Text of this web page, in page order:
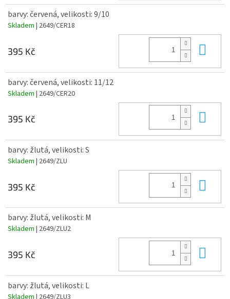
barvy: červená, velikosti: 9/10
Skladem | 2649/CER18
395 Kč
barvy: červená, velikosti: 11/12
Skladem | 2649/CER20
395 Kč
barvy: žlutá, velikosti: S
Skladem | 2649/ZLU
395 Kč
barvy: žlutá, velikosti: M
Skladem | 2649/ZLU2
395 Kč
barvy: žlutá, velikosti: L
Skladem | 2649/ZLU3